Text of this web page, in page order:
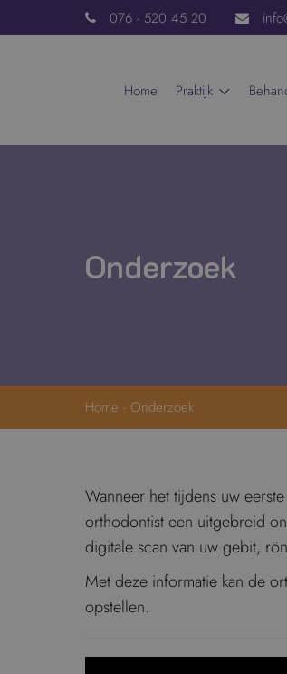
076 - 520 45 20
home praktijk
Onderzoek
Home -Onderzoek
Wanneer het tijdens uw
orthodontist een uitgebreid
digitale scan van uw gebit,
Met deze informatie kan de
opstellen.